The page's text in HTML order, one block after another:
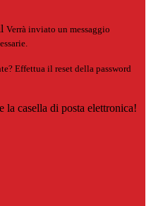
Verrà inviato un messaggio
Effettua il reset della password
casella di posta elettronica!